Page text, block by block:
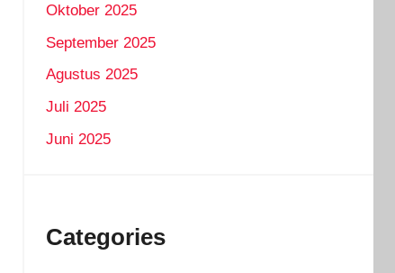
Oktober 2025
September 2025
Agustus 2025
Juli 2025
Juni 2025
Categories